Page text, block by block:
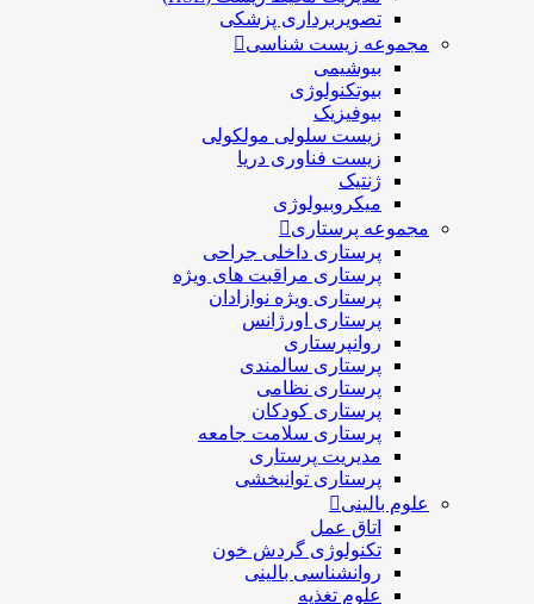
تصویربرداری پزشکی
مجموعه زیست شناسی
بیوشیمی
بیوتکنولوژی
بیوفیزیک
زیست سلولی مولکولی
زیست فناوری دریا
ژنتیک
میکروبیولوژی
مجموعه پرستاری
پرستاری داخلی جراحی
پرستاری مراقبت های ويژه
پرستاری ويژه نوازادان
پرستاری اورژانس
روانپرستاری
پرستاری سالمندی
پرستاری نظامی
پرستاری کودکان
پرستاری سلامت جامعه
مدیریت پرستاری
پرستاری توانبخشی
علوم بالینی
اتاق عمل
تکنولوژی گردش خون
روانشناسی بالینی
علوم تغذیه